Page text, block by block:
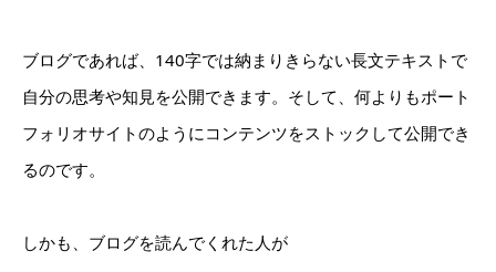
ブログであれば、140字では納まりきらない長文テキストで
自分の思考や知見を公開できます。そして、何よりもポート
フォリオサイトのようにコンテンツをストックして公開でき
るのです。
しかも、ブログを読んでくれた人が